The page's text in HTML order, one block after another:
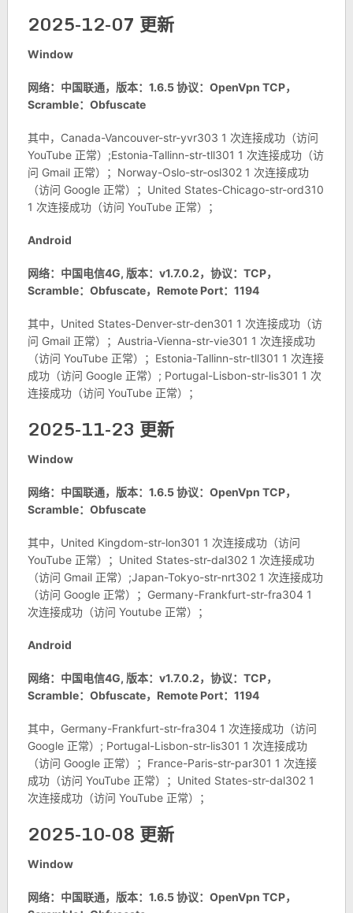
2025-12-07 更新
Window
网络：中国联通，版本：1.6.5 协议：OpenVpn TCP，
Scramble：Obfuscate
其中，Canada-Vancouver-str-yvr303 1 次连接成功（访问
YouTube 正常）;Estonia-Tallinn-str-tll301 1 次连接成功（访
问 Gmail 正常）；Norway-Oslo-str-osl302 1 次连接成功
（访问 Google 正常）；United States-Chicago-str-ord310
1 次连接成功（访问 YouTube 正常）；
Android
网络：中国电信4G, 版本：v1.7.0.2，协议：TCP，
Scramble：Obfuscate，Remote Port：1194
其中，United States-Denver-str-den301 1 次连接成功（访
问 Gmail 正常）；Austria-Vienna-str-vie301 1 次连接成功
（访问 YouTube 正常）；Estonia-Tallinn-str-tll301 1 次连接
成功（访问 Google 正常）; Portugal-Lisbon-str-lis301 1 次
连接成功（访问 YouTube 正常）；
2025-11-23 更新
Window
网络：中国联通，版本：1.6.5 协议：OpenVpn TCP，
Scramble：Obfuscate
其中，United Kingdom-str-lon301 1 次连接成功（访问
YouTube 正常）；United States-str-dal302 1 次连接成功
（访问 Gmail 正常）;Japan-Tokyo-str-nrt302 1 次连接成功
（访问 Google 正常）；Germany-Frankfurt-str-fra304 1
次连接成功（访问 Youtube 正常）；
Android
网络：中国电信4G, 版本：v1.7.0.2，协议：TCP，
Scramble：Obfuscate，Remote Port：1194
其中，Germany-Frankfurt-str-fra304 1 次连接成功（访问
Google 正常）; Portugal-Lisbon-str-lis301 1 次连接成功
（访问 Google 正常）；France-Paris-str-par301 1 次连接
成功（访问 YouTube 正常）；United States-str-dal302 1
次连接成功（访问 YouTube 正常）；
2025-10-08 更新
Window
网络：中国联通，版本：1.6.5 协议：OpenVpn TCP，